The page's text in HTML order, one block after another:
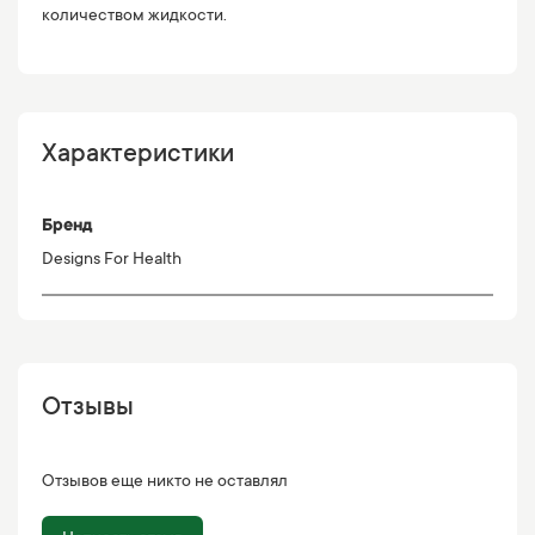
количеством жидкости.
Характеристики
Бренд
Designs For Health
Отзывы
Отзывов еще никто не оставлял